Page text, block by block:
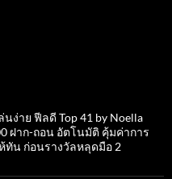
ง่าย ฟีลดี Top 41 by Noella
ฝาก-ถอน อัตโนมัติ คุ้มค่าการ
ทัน ก่อนรางวัลหลุดมือ 2